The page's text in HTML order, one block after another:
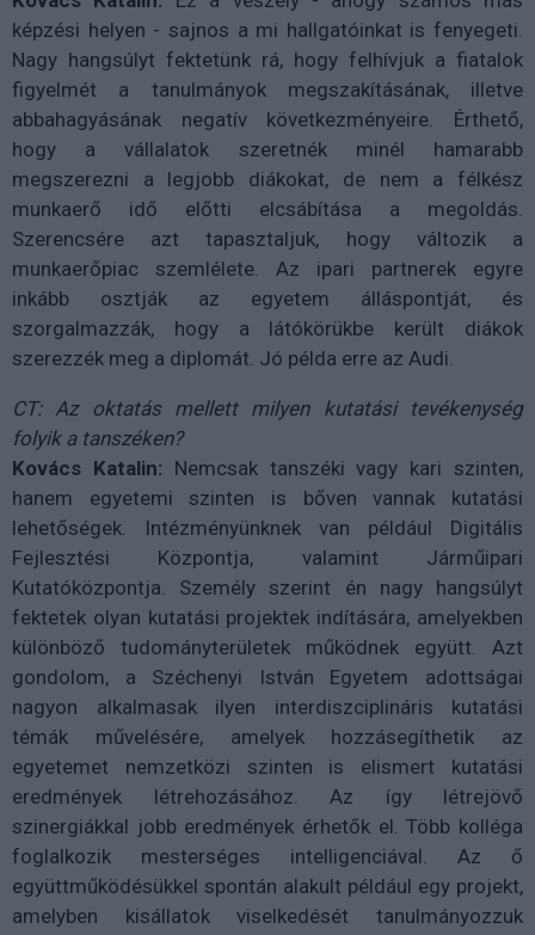
képzési helyen - sajnos a mi hallgatóinkat is fenyegeti.
Nagy hangsúlyt fektetünk rá, hogy felhívjuk a fiatalok
figyelmét a tanulmányok megszakításának, illetve
abbahagyásának negatív következményeire. Érthető,
hogy a vállalatok szeretnék minél hamarabb
megszerezni a legjobb diákokat, de nem a félkész
munkaerő idő előtti elcsábítása a megoldás.
Szerencsére azt tapasztaljuk, hogy változik a
munkaerőpiac szemlélete. Az ipari partnerek egyre
inkább osztják az egyetem álláspontját, és
szorgalmazzák, hogy a látókörükbe került diákok
szerezzék meg a diplomát. Jó példa erre az Audi.
CT: Az oktatás mellett milyen kutatási tevékenység
folyik a tanszéken?
Kovács Katalin: Nemcsak tanszéki vagy kari szinten,
hanem egyetemi szinten is bőven vannak kutatási
lehetőségek. Intézményünknek van például Digitális
Fejlesztési Központja, valamint Járműipari
Kutatóközpontja. Személy szerint én nagy hangsúlyt
fektetek olyan kutatási projektek indítására, amelyekben
különböző tudományterületek működnek együtt. Azt
gondolom, a Széchenyi István Egyetem adottságai
nagyon alkalmasak ilyen interdiszciplináris kutatási
témák művelésére, amelyek hozzásegíthetik az
egyetemet nemzetközi szinten is elismert kutatási
eredmények létrehozásához. Az így létrejövő
szinergiákkal jobb eredmények érhetők el. Több kolléga
foglalkozik mesterséges intelligenciával. Az ő
együttműködésükkel spontán alakult például egy projekt,
amelyben kisállatok viselkedését tanulmányozzuk